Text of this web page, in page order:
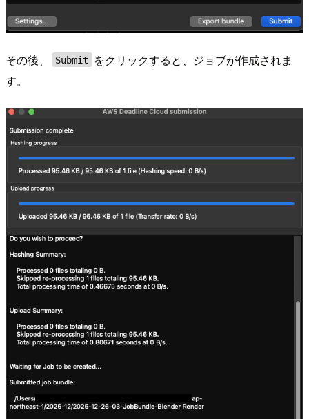
その後、 Submit
をクリックすると、ジョブが作成されま
す。